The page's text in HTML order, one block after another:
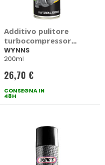
Additivo pulitore
turbocompressore
Turbo Cleaner -
WYNNS
WYNNS
200ml
26,70 €
CONSEGNA IN
48H